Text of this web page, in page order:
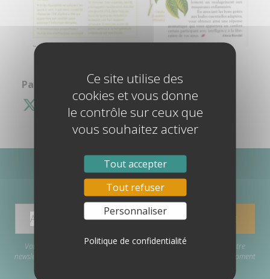
Partagez cette information :
ABONNEZ-VOUS À MA NEWSLETTER
Votre adresse e-mail est uniquement utilisée pour vous envoyer notre
newsletter et des informations sur nos activités. Vous pouvez à tout moment
Ce site utilise des
cookies et vous donne
le contrôle sur ceux que
vous souhaitez activer
Tout accepter
Tout refuser
Personnaliser
Politique de confidentialité